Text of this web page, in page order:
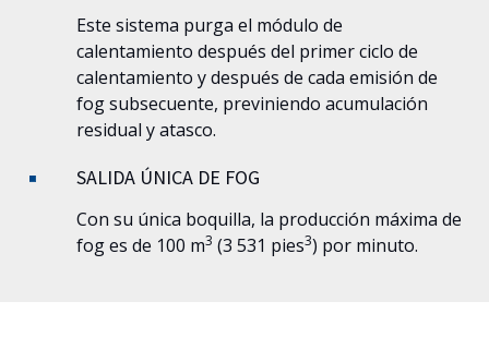
Este sistema purga el módulo de
calentamiento después del primer ciclo de
calentamiento y después de cada emisión de
fog subsecuente, previniendo acumulación
residual y atasco.
SALIDA ÚNICA DE FOG
Con su única boquilla, la producción máxima de
fog es de 100 m3 (3 531 pies3) por minuto.